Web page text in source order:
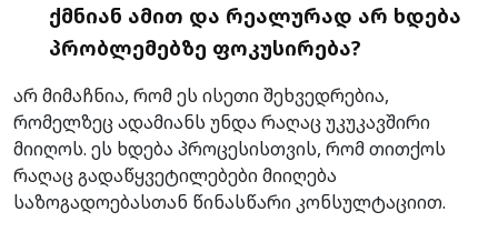
ქმნიან ამით და რეალურად არ ხდება
პრობლემებზე ფოკუსირება?
არ მიმაჩნია, რომ ეს ისეთი შეხვედრებია,
რომელზეც ადამიანს უნდა რაღაც უკუკავშირი
მიიღოს. ეს ხდება პროცესისთვის, რომ თითქოს
რაღაც გადაწყვეტილებები მიიღება
საზოგადოებასთან წინასწარი კონსულტაციით.